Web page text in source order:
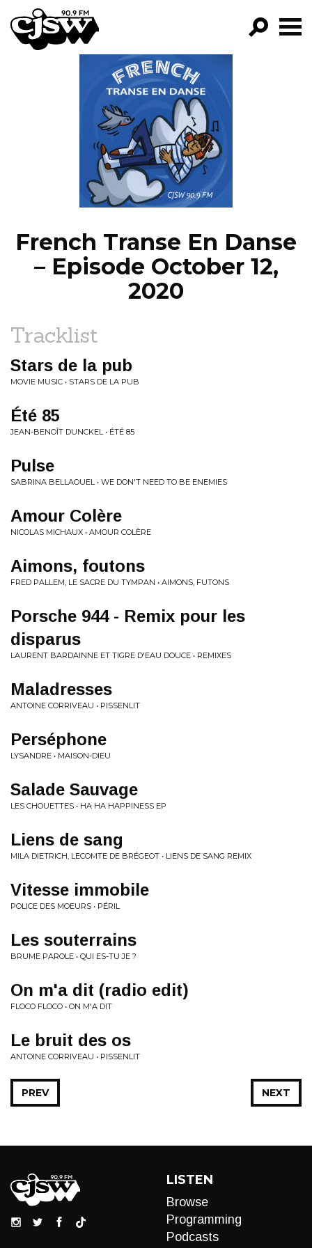
CJSW
PROGRAMS
EPISODES
NEWS
French Transe En Danse
– Episode October 12,
2020
Tracklist
Stars de la pub
MOVIE MUSIC • STARS DE LA PUB
Été 85
JEAN-BENOÎT DUNCKEL • ÉTÉ 85
Pulse
SABRINA BELLAOUEL • WE DON'T NEED TO BE ENEMIES
Amour Colère
NICOLAS MICHAUX • AMOUR COLÈRE
Aimons, foutons
FRED PALLEM, LE SACRE DU TYMPAN • AIMONS, FUTONS
Porsche 944 - Remix pour les
disparus
LAURENT BARDAINNE ET TIGRE D'EAU DOUCE • REMIXES
Maladresses
ANTOINE CORRIVEAU • PISSENLIT
Perséphone
LYSANDRE • MAISON-DIEU
Salade Sauvage
LES CHOUETTES • HA HA HAPPINESS EP
Liens de sang
MILA DIETRICH, LECOMTE DE BRÉGEOT • LIENS DE SANG REMIX
Vitesse immobile
POLICE DES MOEURS • PÉRIL
Les souterrains
BRUME PAROLE • QUI ES-TU JE ?
On m'a dit (radio edit)
FLOCO FLOCO • ON M'A DIT
Le bruit des os
ANTOINE CORRIVEAU • PISSENLIT
NEXT
PREV
LISTEN
Browse
Programming
Podcasts